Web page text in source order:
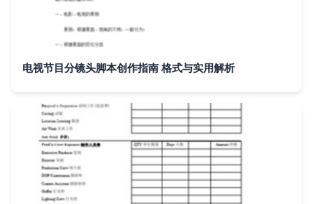
电视节目分镜头脚本创作指南 格式与实用解析